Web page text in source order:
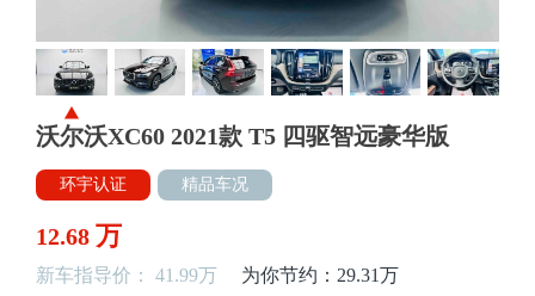
沃尔沃XC60 2021款 T5 四驱智远豪华版
环宇认证 精品车况
12.68 万
新车指导价： 41.99万 为你节约：29.31万